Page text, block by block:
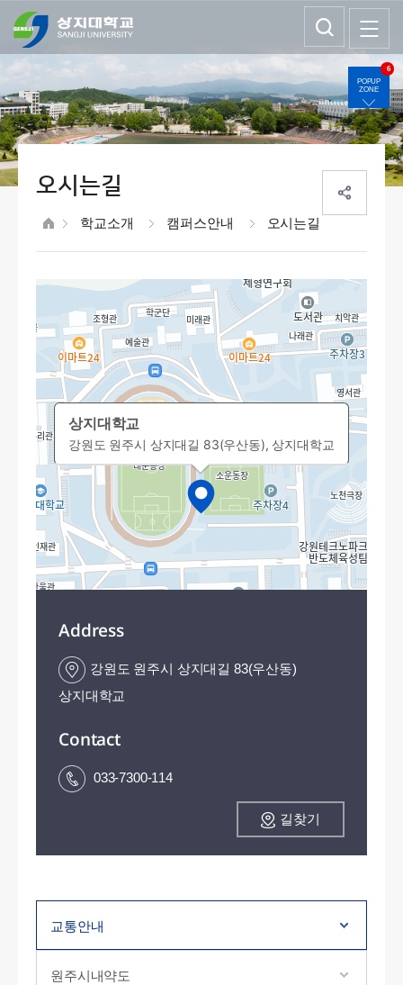
POPUP
ZONE
6
오시는길
학교소개 캠퍼스안내 오시는길
상지대학교
강원도 원주시 상지대길 83(우산동), 상지대학교
Address
강원도 원주시 상지대길 83(우산동)
상지대학교
Contact
033-7300-114
길찾기
교통안내
원주시내약도